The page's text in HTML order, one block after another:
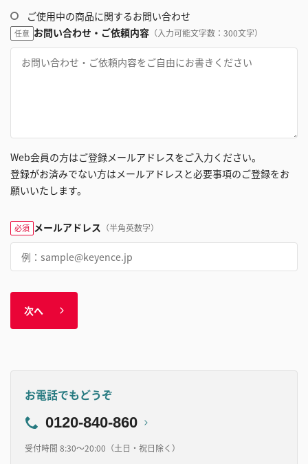
ご使用中の商品に関するお問い合わせ
任意 お問い合わせ・ご依頼内容 （入力可能文字数：300文字）
Web会員の方はご登録メールアドレスをご入力ください。
登録がお済みでない方はメールアドレスと必要事項のご登録をお
願いいたします。
必須 メールアドレス （半角英数字）
次へ
お電話でもどうぞ
0120-840-860
受付時間 8:30～20:00（土日・祝日除く）